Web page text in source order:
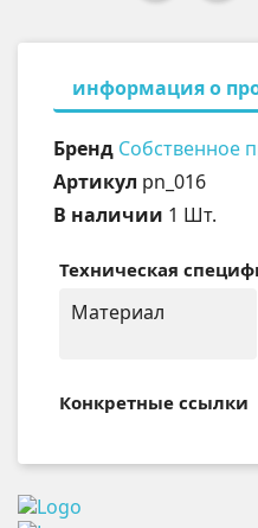
информация о
Бренд Собственное
Артикул pn_016
В наличии 1 Шт.
Техническая
Материал
Конкретные ссылки